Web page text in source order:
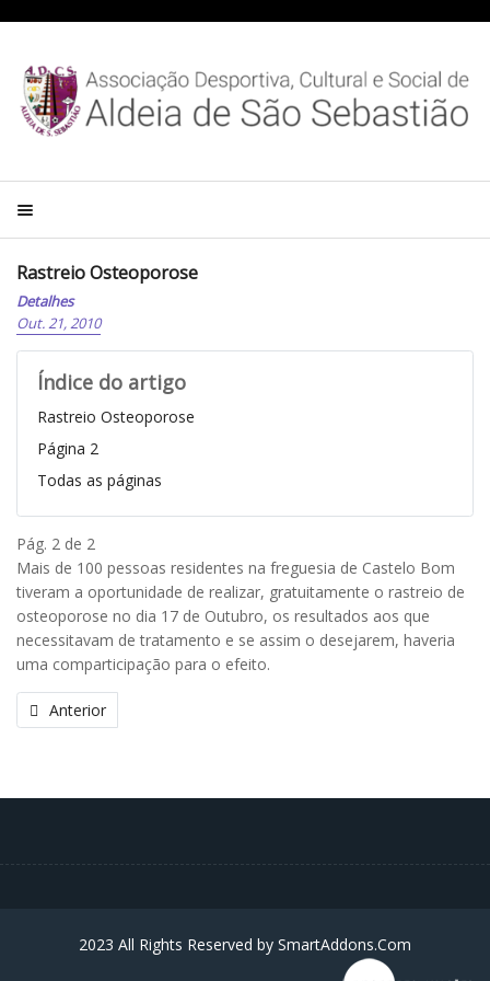
Rastreio Osteoporose
Detalhes
Out. 21, 2010
Índice do artigo
Rastreio Osteoporose
Página 2
Todas as páginas
Pág. 2 de 2
Mais de 100 pessoas residentes na freguesia de Castelo Bom
tiveram a oportunidade de realizar, gratuitamente o rastreio de
osteoporose no dia 17 de Outubro, os resultados aos que
necessitavam de tratamento e se assim o desejarem, haveria
uma comparticipação para o efeito.
Anterior
2023 All Rights Reserved by SmartAddons.Com